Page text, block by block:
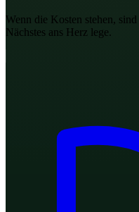
Wenn die Kosten stehen,
Nächstes ans Herz lege.